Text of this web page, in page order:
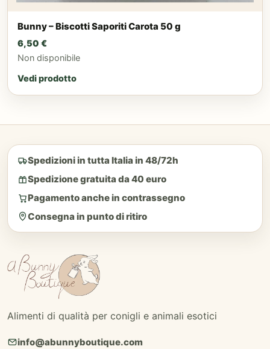
Bunny – Biscotti Saporiti Carota 50 g
6,50 €
Non disponibile
Vedi prodotto
Spedizioni in tutta Italia in 48/72h
Spedizione gratuita da 40 euro
Pagamento anche in contrassegno
Consegna in punto di ritiro
Alimenti di qualità per conigli e animali esotici
info@abunnyboutique.com